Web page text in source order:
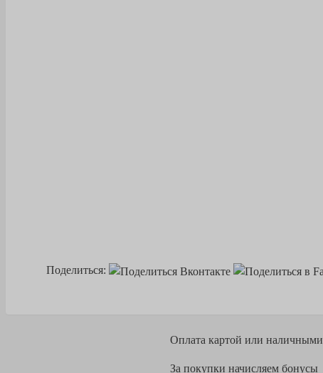
Поделиться:
Оплата картой или наличными
За покупки начисляем бонусы